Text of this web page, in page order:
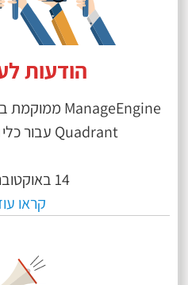
הודעות
Quadrant עבור כלי ניהול שירותי IT.
14 באוקטובר 2020
קראו